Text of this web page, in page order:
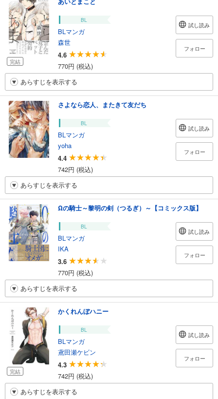
完結
BL
BLマンガ
森世
4.6
770円 (税込)
試し読み
フォロー
あらすじを表示する
さよなら恋人、またきて友だち
BL
BLマンガ
yoha
4.4
742円 (税込)
試し読み
フォロー
あらすじを表示する
Ωの騎士～黎明の剣（つるぎ）～【コミックス版】
BL
BLマンガ
IKA
3.6
770円 (税込)
試し読み
フォロー
あらすじを表示する
完結
かくれんぼハニー
BL
BLマンガ
鳶田瀬ケビン
4.3
742円 (税込)
試し読み
フォロー
あらすじを表示する